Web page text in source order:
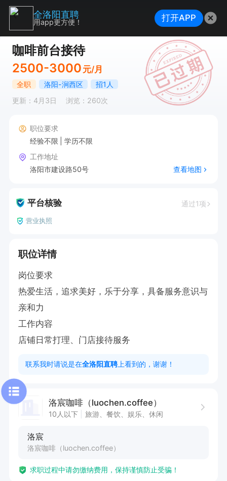
咖啡前台接待
2500-3000 元/月
全职 洛阳-涧西区
招1人
更新：4月3日
浏览：260次
职位要求
经验不限
学历不限
工作地址
洛阳市建设路50号
查看地图
平台核验 通过1项
营业执照
职位详情
岗位要求
热爱生活，追求美好，乐于分享，具备服务意识与
亲和力
工作内容
店铺日常打理、门店接待服务
联系我时请说是在全洛阳直聘 上看到的，谢谢！
洛宸咖啡（luochen.coffee）
10人以下 旅游、餐饮、娱乐、休闲
洛宸
洛宸咖啡（luochen.coffee）
求职过程中请勿缴纳费用，保持谨慎防止受骗！
全洛阳直聘
用app更方便！ 打开APP